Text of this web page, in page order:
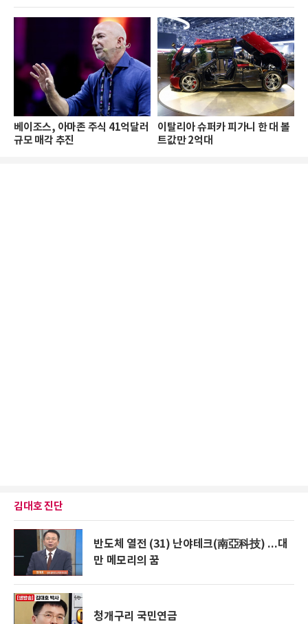
베이조스, 아마존 주식 41억달러
규모 매각 추진
이탈리아 슈퍼카 피가니 한 대 볼
트값만 2억대
김대호 진단
반도체 열전 (31) 난야테크(南亞科技) ...대
만 메모리의 꿈
청개구리 국민연금